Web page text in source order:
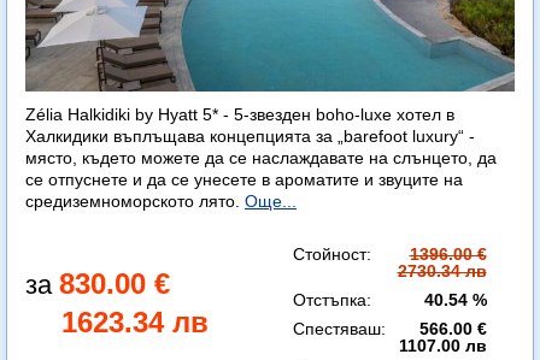
Zélia Halkidiki by Hyatt 5* - 5-звезден boho-luxe хотел в
Халкидики въплъщава концепцията за „barefoot luxury“ -
място, където можете да се наслаждавате на слънцето, да
се отпуснете и да се унесете в ароматите и звуците на
средиземноморското лято. Още...
830.00 €
1623.34 лв
Стойност:
1396.00 €
2730.34 лв
Отстъпка:
40.54 %
Спестяваш:
566.00 €
1107.00 лв